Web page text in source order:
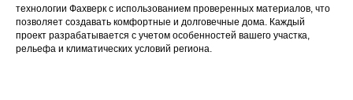
технологии Фахверк с использованием проверенных материалов, что
позволяет создавать комфортные и долговечные дома. Каждый
проект разрабатывается с учетом особенностей вашего участка,
рельефа и климатических условий региона.